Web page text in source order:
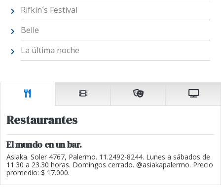
Rifkin´s Festival
Belle
La última noche
Restaurantes
El mundo en un bar.
Asiaka. Soler 4767, Palermo. 11.2492-8244. Lunes a sábados de
11.30 a 23.30 horas. Domingos cerrado. @asiakapalermo. Precio
promedio: $ 17.000.